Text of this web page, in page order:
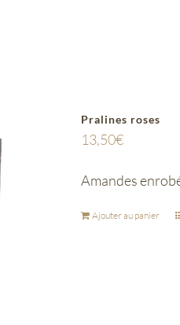
Pralines roses
13,50€
Amandes
Ajouter au panier